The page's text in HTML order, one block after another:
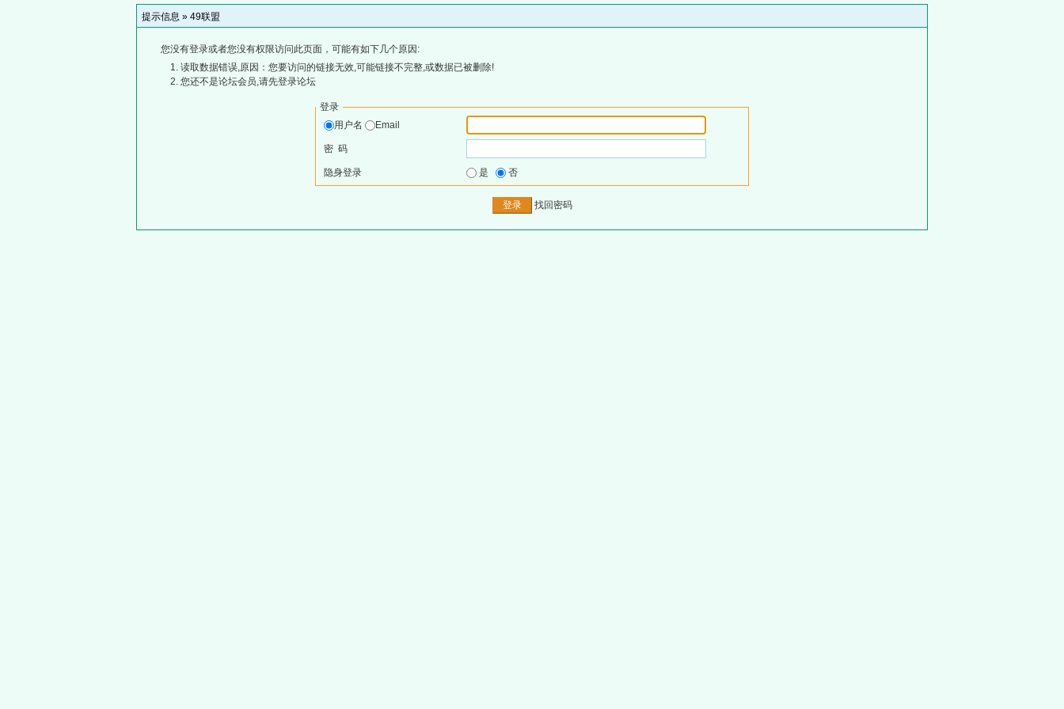
提示信息 » 49联盟
您没有登录或者您没有权限访问此页面，可能有如下几个原因:
读取数据错误,原因：您要访问的链接无效,可能链接不完整,或数据已被删除!
您还不是论坛会员,请先登录论坛
登录
用户名
Email
密 码
隐身登录 是 否
找回密码